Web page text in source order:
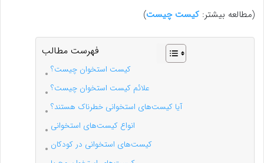
(مطالعه بیشتر: کیست چیست)
فهرست مطالب
کیست استخوان چیست؟
علائم کیست استخوان چیست؟
آیا کیست‌های استخوانی خطرناک هستند؟
انواع کیست‌های استخوانی
کیست‌های استخوانی در کودکان